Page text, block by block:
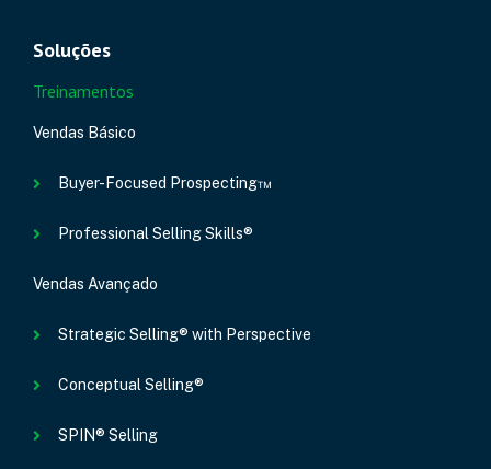
Soluções
Treinamentos
Vendas Básico
Buyer-Focused Prospecting™
Professional Selling Skills®
Vendas Avançado
Strategic Selling® with Perspective
Conceptual Selling®
SPIN® Selling